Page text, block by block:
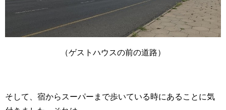
（ゲストハウスの前の道路）
そして、宿からスーパーまで歩いている時にあることに気